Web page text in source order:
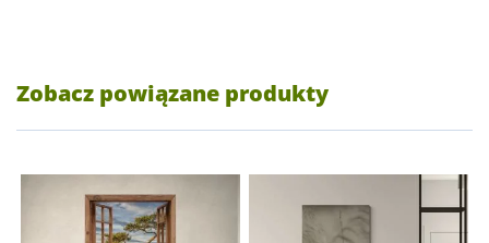
Zobacz powiązane produkty